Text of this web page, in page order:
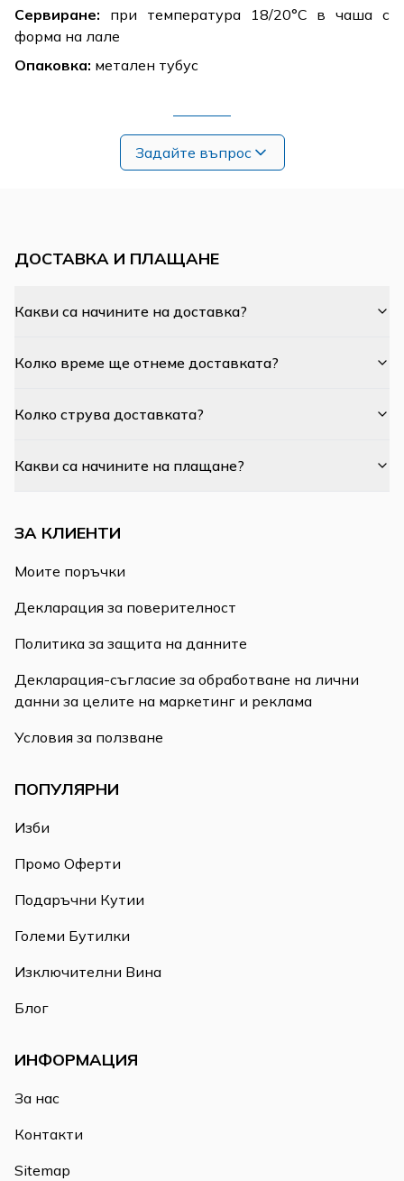
Сервиране: при температура 18/20°C в чаша с
форма на лале
Опаковка: метален тубус
Задайте въпрос
ДОСТАВКА И ПЛАЩАНЕ
Какви са начините на доставка?
Колко време ще отнеме доставката?
Колко струва доставката?
Какви са начините на плащане?
ЗА КЛИЕНТИ
Моите поръчки
Декларация за поверителност
Политика за защита на данните
Декларация-съгласие за обработване на лични
данни за целите на маркетинг и реклама
Условия за ползване
ПОПУЛЯРНИ
Изби
Промо Оферти
Подаръчни Кутии
Големи Бутилки
Изключителни Вина
Блог
ИНФОРМАЦИЯ
За нас
Контакти
Sitemap